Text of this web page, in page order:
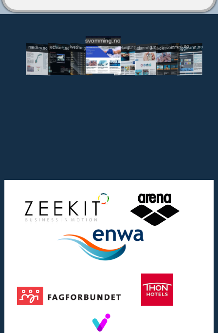
medley.no jechsoft.nolivetiming.medley.no
svomming.no
svomlangt.noutdanning.svomming.no
skolesvommen.notryggivann.no